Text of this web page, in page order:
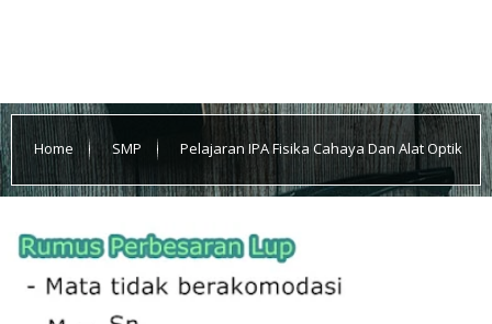
Home SMP Pelajaran IPA Fisika Cahaya Dan Alat Optik